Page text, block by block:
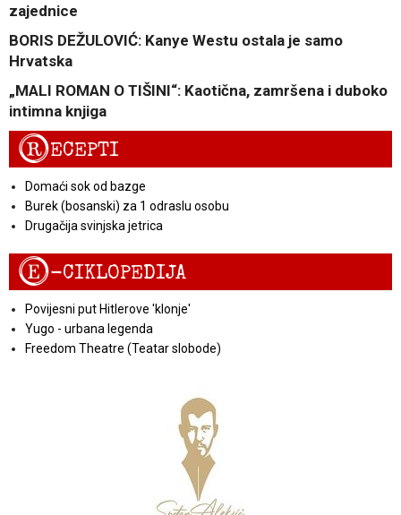
zajednice
BORIS DEŽULOVIĆ: Kanye Westu ostala je samo
Hrvatska
„MALI ROMAN O TIŠINI“: Kaotična, zamršena i duboko
intimna knjiga
RECEPTI
Domaći sok od bazge
Burek (bosanski) za 1 odraslu osobu
Drugačija svinjska jetrica
E-CIKLOPEDIJA
Povijesni put Hitlerove 'klonje'
Yugo - urbana legenda
Freedom Theatre (Teatar slobode)